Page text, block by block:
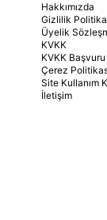
Hakkımızda
Gizlilik
Üyelik
KVKK
KVKK
Çerez
Site Kullanım
İletişim